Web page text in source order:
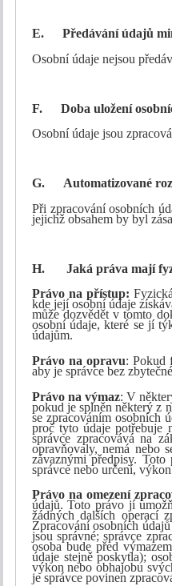
E.
Předávání údajů
Osobní údaje nejsou
F.
Doba uložení
Osobní údaje jsou
G.
Automatizované
Při zpracování osobních
jejichž obsahem by byl
H.
Jaká práva mají
Právo na přístup:
kde její osobní údaje
může dozvědět v tomto
osobní údaje, které se jí
údajům.
Právo na opravu: Pokud
aby je správce bez
Právo na výmaz: V
pokud je splněn některý z
se zpracováním osobních
proč tyto údaje potřebuje
správce zpracovává na
opravňovaly, nemá nebo
závaznými předpisy.
správce nebo určení,
Právo na omezení
údajů. Toto právo jí
žádných dalších operací
Zpracování osobních
jsou správné; správce
osoba bude před
údaje stejně poskytla);
výkon nebo obhajobu
je správce povinen